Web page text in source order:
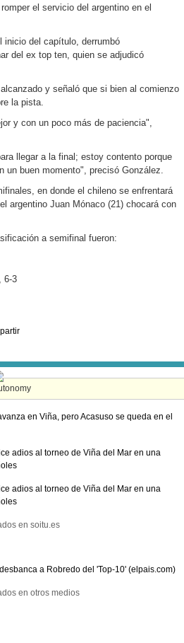
el servicio del argentino en el
inicio del capítulo, derrumbó
del ex top ten, quien se adjudicó
y señaló que si bien al comienzo
la pista.
y con un poco más de paciencia",
llegar a la final; estoy contento porque
un buen momento", precisó González.
en donde el chileno se enfrentará
argentino Juan Mónaco (21) chocará con
a semifinal fueron:
6-3
en Viña, pero Acasuso se queda en el
adios al torneo de Viña del Mar en una
adios al torneo de Viña del Mar en una
en soitu.es
a Robredo del 'Top-10' (elpais.com)
en otros medios